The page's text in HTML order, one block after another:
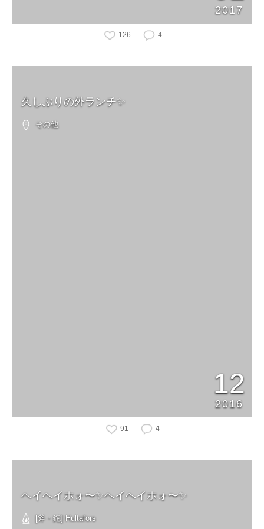
2017
126 4
久しぶりの外ランチ✨
その他
12
2016
91 4
ヘイヘイホォ〜✨ヘイヘイホォ〜✨
[斧・鉈] Hultafors